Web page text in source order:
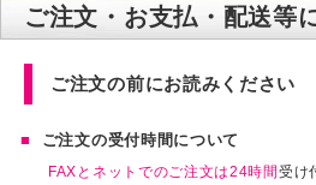
ご注文・お支払・配送等
ご注文の前にお読みください
ご注文の受付時間について
FAXとネットでのご注文は24時間受け